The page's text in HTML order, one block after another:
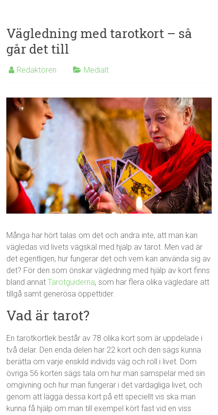
Vägledning med tarotkort – så
går det till
Redaktören Medialt
Många har hört talas om det och andra inte, att man kan
vägledas vid livets vägskäl med hjälp av tarot. Men vad är
det egentligen, hur fungerar det och vem kan använda sig av
det? För den som önskar vägledning med hjälp av kort finns
bland annatTarotguiderna, som har flera olika vägledare att
tillgå samt generösa öppettider.
Vad är tarot?
En tarotkortlek består av 78 olika kort som är uppdelade i
två delar. Den enda delen har 22 kort och den sägs kunna
berätta om varje enskild individs väg och roll i livet. Dom
övriga 56 korten sägs tala om hur man samspelar med sin
omgivning och hur man fungerar i det vardagliga livet, och
genom att lägga dessa kort på ett speciellt vis ska man
kunna få hjälp om man till exempel kört fast vid en viss